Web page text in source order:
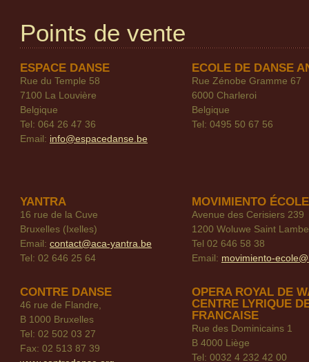
Points de vente
ESPACE DANSE
Rue du Temple 58
7100 La Louvière
Belgique
Tel: 064 26 47 36
Email: info@espacedanse.be
ECOLE DE DANSE
Rue Zénobe Gramme 67
6000 Charleroi
Belgique
Tel: 0495 50 67 56
YANTRA
16 rue de la Cuve
Bruxelles (Ixelles)
Email: contact@aca-yantra.be
Tel: 02 646 25 64
MOVIMIENTO
Avenue des Cerisiers 239
1200 Woluwe Saint
Tel 02 646 58 38
Email: movimiento-
CONTRE DANSE
46 rue de Flandre,
B 1000 Bruxelles
Tel: 02 502 03 27
Fax: 02 513 87 39
OPERA ROYAL DE
CENTRE LYRIQUE
FRANCAISE
Rue des Dominicains 1
B 4000 Liège
Tel: 0032 4 232 42 00